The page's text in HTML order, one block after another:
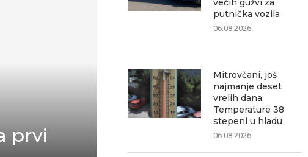
prvi
većih gužvi za
putnička vozila
06.08.2026.
Mitrovčani, još
najmanje deset
vrelih dana:
Temperature 38
stepeni u hladu
06.08.2026.